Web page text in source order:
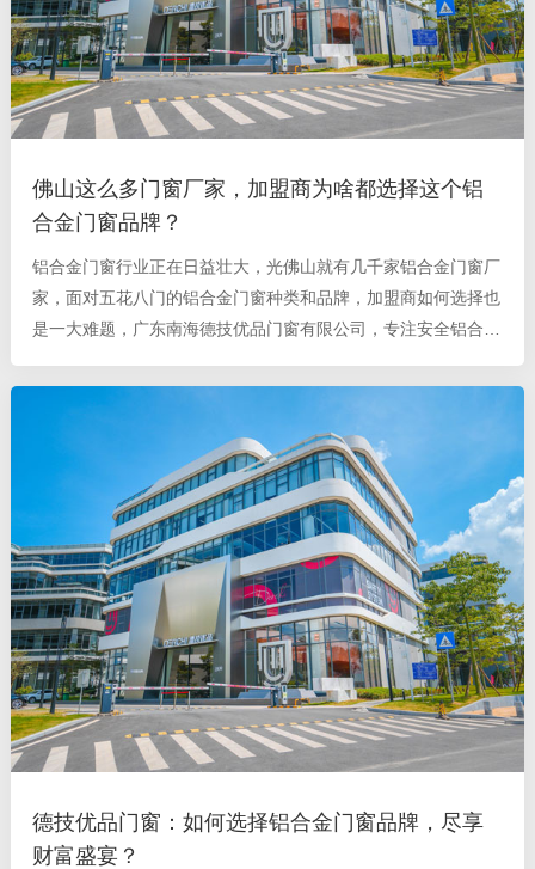
佛山这么多门窗厂家，加盟商为啥都选择这个铝
合金门窗品牌？
铝合金门窗行业正在日益壮大，光佛山就有几千家铝合金门窗厂
家，面对五花八门的铝合金门窗种类和品牌，加盟商如何选择也
是一大难题，广东南海德技优品门窗有限公司，专注安全铝合金
专利，领先行业水平
德技优品门窗：如何选择铝合金门窗品牌，尽享
财富盛宴？